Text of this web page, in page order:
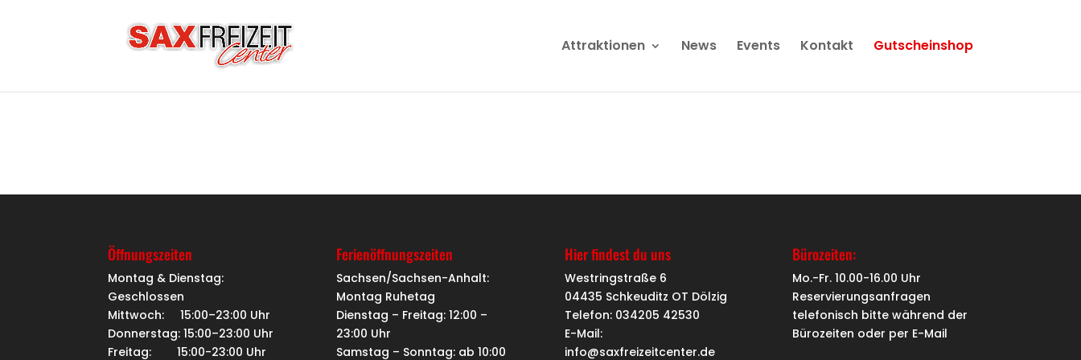
Attraktionen News Events Kontakt Gutscheinshop
Öffnungszeiten
Montag & Dienstag:
Geschlossen
Mittwoch: 15:00–23:00 Uhr
Donnerstag: 15:00–23:00 Uhr
Freitag: 15:00-23:00 Uhr
Ferienöffnungszeiten
Sachsen/Sachsen-Anhalt:
Montag Ruhetag
Dienstag – Freitag: 12:00 –
23:00 Uhr
Samstag – Sonntag: ab 10:00
Hier findest du uns
Westringstraße 6
04435 Schkeuditz OT Dölzig
Telefon: 034205 42530
E-Mail:
info@saxfreizeitcenter.de
Bürozeiten:
Mo.-Fr. 10.00-16.00 Uhr
Reservierungsanfragen
telefonisch bitte während der
Bürozeiten oder per E-Mail